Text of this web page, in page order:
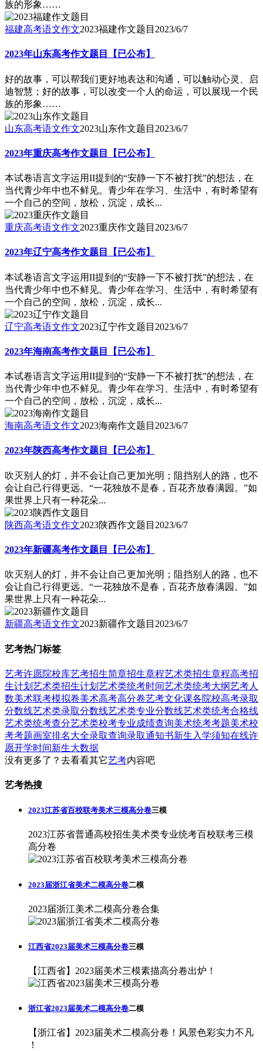
族的形象……
福建高考语文作文2023福建作文题目 2023/6/7
2023年山东高考作文题目【已公布】
好的故事，可以帮我们更好地表达和沟通，可以触动心灵、启
迪智慧；好的故事，可以改变一个人的命运，可以展现一个民
族的形象……
山东高考语文作文2023山东作文题目 2023/6/7
2023年重庆高考作文题目【已公布】
本试卷语言文字运用II提到的“安静一下不被打扰”的想法，在
当代青少年中也不鲜见。青少年在学习、生活中，有时希望有
一个自己的空间，放松，沉淀，成长...
重庆高考语文作文2023重庆作文题目 2023/6/7
2023年辽宁高考作文题目【已公布】
本试卷语言文字运用II提到的“安静一下不被打扰”的想法，在
当代青少年中也不鲜见。青少年在学习、生活中，有时希望有
一个自己的空间，放松，沉淀，成长...
辽宁高考语文作文2023辽宁作文题目 2023/6/7
2023年海南高考作文题目【已公布】
本试卷语言文字运用II提到的“安静一下不被打扰”的想法，在
当代青少年中也不鲜见。青少年在学习、生活中，有时希望有
一个自己的空间，放松，沉淀，成长...
海南高考语文作文2023海南作文题目 2023/6/7
2023年陕西高考作文题目【已公布】
吹灭别人的灯，并不会让自己更加光明；阻挡别人的路，也不
会让自己行得更远。“一花独放不是春，百花齐放春满园。”如
果世界上只有一种花朵...
陕西高考语文作文2023陕西作文题目 2023/6/7
2023年新疆高考作文题目【已公布】
吹灭别人的灯，并不会让自己更加光明；阻挡别人的路，也不
会让自己行得更远。“一花独放不是春，百花齐放春满园。”如
果世界上只有一种花朵...
新疆高考语文作文2023新疆作文题目 2023/6/7
艺考热门标签
艺考许愿院校库艺考招生简章招生章程艺术类招生章程高考招
生计划 艺术类招生计划 艺术类统考时间艺术类统考大纲艺考人
数美术联考模拟卷美术高考高分卷艺考文化课各院校高考录取
分数线艺术类录取分数线艺术类专业分数线艺术类统考合格线
艺术类统考查分艺术类校考专业成绩查询美术统考考题美术校
考考题画室排名大全录取查询录取通知书新生入学须知在线许
愿开学时间新生大数据
没有更多了？去看看其它艺考内容吧
艺考热搜
2023江苏省百校联考美术三模高分卷三模
2023江苏省普通高校招生美术类专业统考百校联考三模
高分卷
2023届浙江省美术二模高分卷二模
2023届浙江美术二模高分卷合集
江西省2023届美术三模高分卷三模
【江西省】2023届美术三模素描高分卷出炉！
浙江省2023届美术二模高分卷二模
【浙江省】2023届美术二模高分卷！风景色彩实力不凡
！